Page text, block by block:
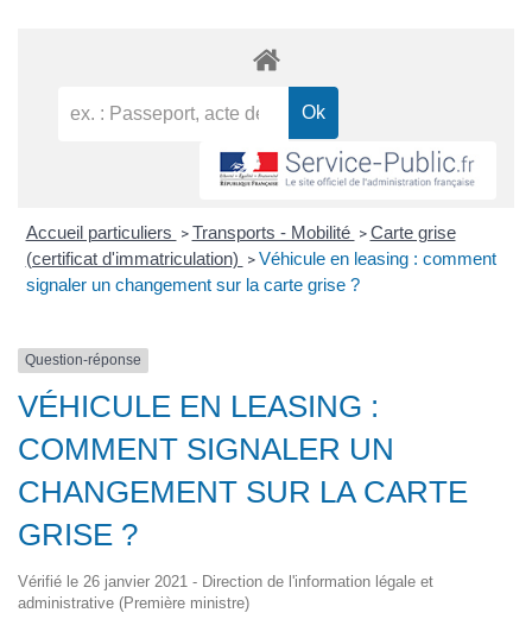
Accueil particuliers > Transports - Mobilité > Carte grise
(certificat d'immatriculation) > Véhicule en leasing : comment
signaler un changement sur la carte grise ?
Question-réponse
VÉHICULE EN LEASING :
COMMENT SIGNALER UN
CHANGEMENT SUR LA CARTE
GRISE ?
Vérifié le 26 janvier 2021 - Direction de l'information légale et
administrative (Première ministre)